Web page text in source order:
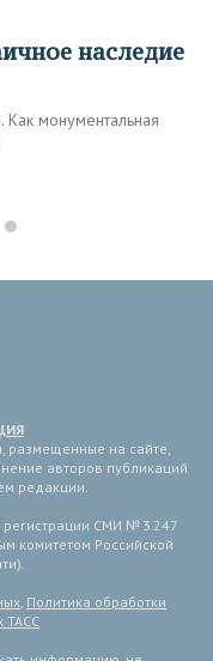
Как монументальная
размещенные на сайте,
авторов публикаций
редакции.
СМИ № 3 247
комитетом Российской
, Политика обработки
ТАСС